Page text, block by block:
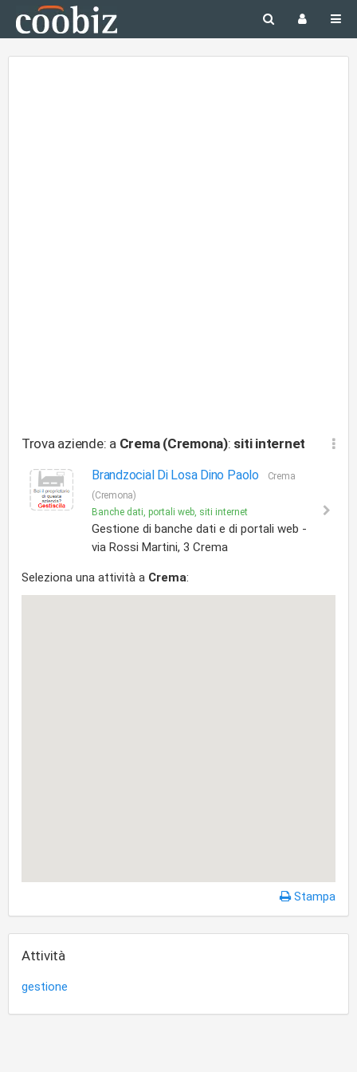
Trova aziende: a Crema (Cremona): siti internet
Brandzocial Di Losa Dino Paolo
Crema
(Cremona)
Banche dati, portali web, siti internet
Gestione di banche dati e di portali web -
via Rossi Martini, 3 Crema
Seleziona una attività a Crema:
Stampa
Attività
gestione